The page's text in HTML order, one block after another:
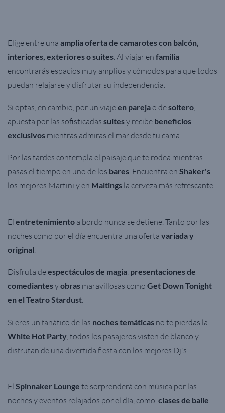
Elige entre una amplia oferta de camarotes con balcón,
interiores, exteriores o suites . Al viajar en familia
encontrarás espacios muy amplios y cómodos para que todos
puedan relajarse y disfrutar su independencia.
Si optas, en cambio, por un viajeen pareja o desoltero
apuesta por las sofisticadas suitesy recibe beneficios
exclusivos mientras admiras el mar desde tu cama.
Por las tardes contempla el paisaje que te rodea mientras
pasas el tiempo en uno de los bares . Encuentra en Shaker's
los mejores Martini y en Maltings la cerveza más refrescante.
El entretenimiento a bordo nunca se detiene. Tanto por las
noches como por el día encuentra una oferta variada y
original
Disfruta deespectáculos de magia presentaciones de
comediantesyobras maravillosas como Get Down Tonight
en el Teatro Stardust
Si eres un fanático de las noches temáticas no te pierdas la
White Hot Party , todos los pasajeros visten de blanco y
disfrutan de una divertida fiesta con los mejores Dj's
El Spinnaker Lounge te sorprenderá con música por las
noches y eventos relajados por el día, como clases de baile